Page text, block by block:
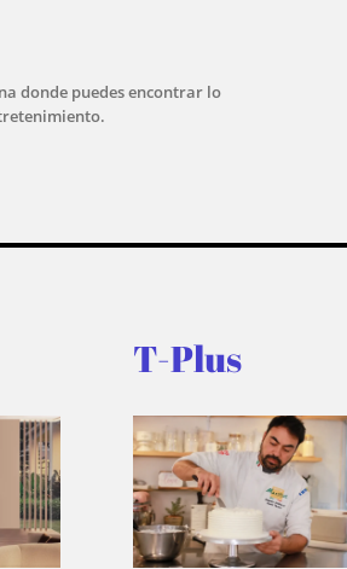
donde puedes encontrar lo
T-Plus